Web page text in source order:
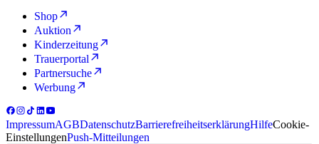
Shop
Auktion
Kinderzeitung
Trauerportal
Partnersuche
Werbung
ImpressumAGBDatenschutzBarrierefreiheitserklärungHilfeCookie-
EinstellungenPush-Mitteilungen